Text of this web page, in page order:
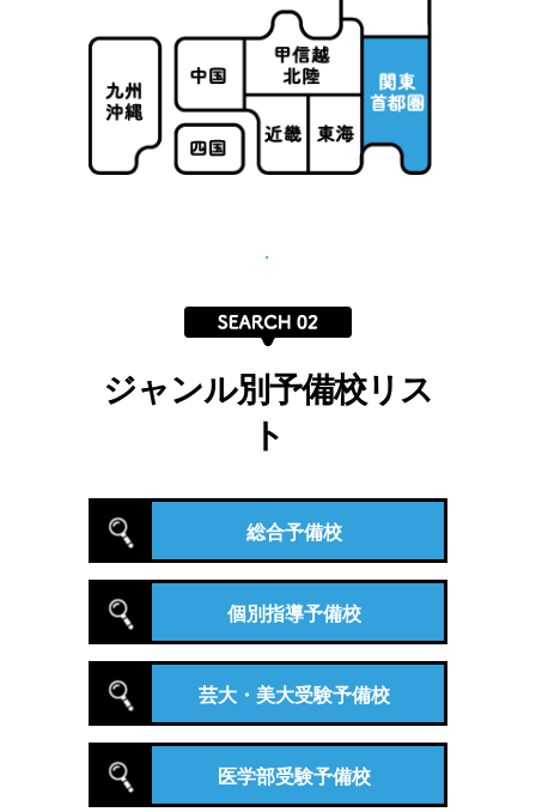
ジャンル別予備校リス
ト
総合予備校
個別指導予備校
芸大・美大受験予備校
医学部受験予備校